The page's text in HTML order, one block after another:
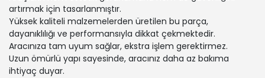
225 Kw 306 Ps | 2019-04-01 / -
MERCEDES-BENZ | A-SERISI (W177) | A
220 d (177.014) (Dizel) - 140 Kw 190 Ps
| 2018-11-01 / -
MERCEDES-BENZ | A-SERISI (W177) | A
artırmak için tasarlanmıştır.
Yüksek kaliteli malzemelerden üretilen bu parça,
dayanıklılığı ve performansıyla dikkat çekmektedir.
Aracınıza tam uyum sağlar, ekstra işlem gerektirmez.
Uzun ömürlü yapı sayesinde, aracınız daha az bakıma
ihtiyaç duyar.